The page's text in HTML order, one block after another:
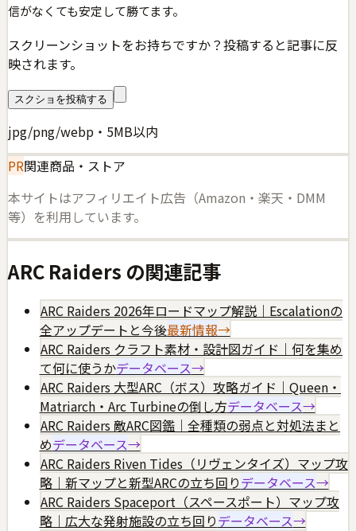
信がなくても安定して勝てます。
スクリーンショットをお持ちですか？投稿すると記事に反
映されます。
スクショを投稿する
jpg/png/webp・5MB以内
PR関連商品・ストア
本サイトはアフィリエイト広告（Amazon・楽天・DMM
等）を利用しています。
ARC Raiders の関連記事
ARC Raiders 2026年ロードマップ解説｜Escalationの
全アップデートと今後最新情報→
ARC Raiders クラフト素材・設計図ガイド｜何を集め
て何に使うかデータベース→
ARC Raiders 大型ARC（ボス）攻略ガイド｜Queen・
Matriarch・Arc Turbineの倒し方データベース→
ARC Raiders 敵ARC図鑑｜全種類の弱点と対処法まと
めデータベース→
ARC Raiders Riven Tides（リヴェンタイズ）マップ攻
略｜新マップと新型ARCの立ち回りデータベース→
ARC Raiders Spaceport（スペースポート）マップ攻
略｜広大な発射施設の立ち回りデータベース→